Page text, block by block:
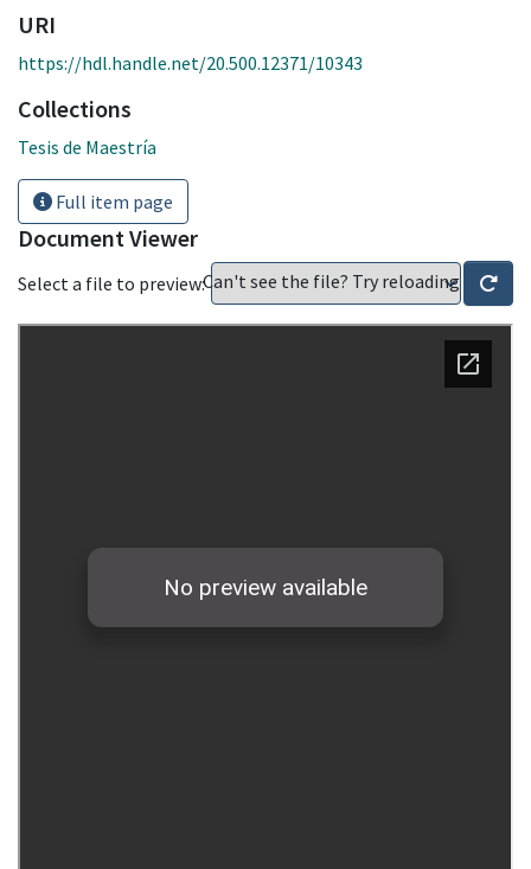
URI
https://hdl.handle.net/20.500.12371/10343
Collections
Tesis de Maestría
Full item page
Document Viewer
Select a file to preview:Can't see the file? Try reloading